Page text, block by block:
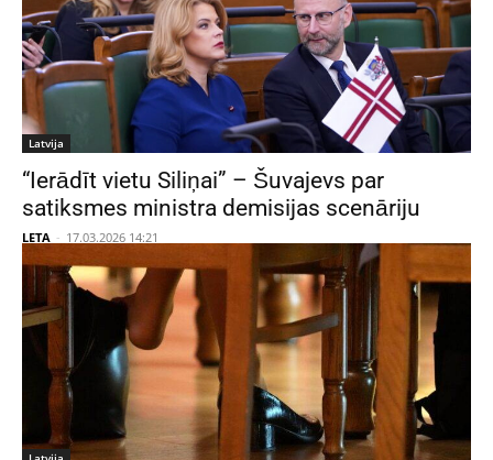
Latvija
“Ierādīt vietu Siliņai” – Šuvajevs par
satiksmes ministra demisijas scenāriju
LETA - 17.03.2026 14:21